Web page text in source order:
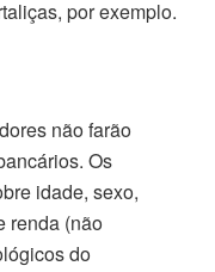
por exemplo.
não farão
Os
idade, sexo,
renda (não
do